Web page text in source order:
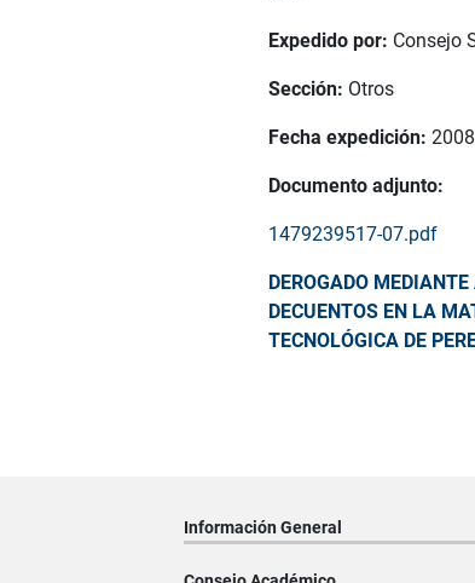
Expedido por: Consejo
Sección: Otros
Fecha expedición:
Documento adjunto:
1479239517-07.pdf
DEROGADO
DECUENTOS EN LA
TECNOLÓGICA DE
Información General